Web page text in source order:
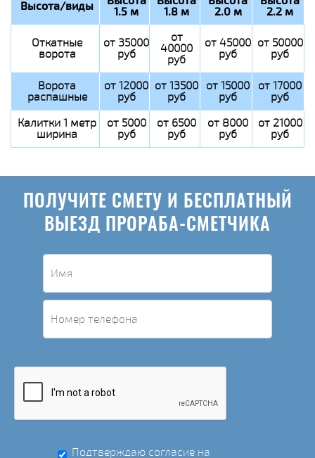
Высота/виды 1.5 м 1.8 м 2.0 м 2.2 м
Откатные
ворота
от 35000
руб
от
40000
руб
от 45000
руб
от 50000
руб
Ворота
распашные
от 12000
руб
от 13500
руб
от 15000
руб
от 17000
руб
Калитки 1 метр
ширина
от 5000
руб
от 6500
руб
от 8000
руб
от 21000
руб
ПОЛУЧИТЕ СМЕТУ И БЕСПЛАТНЫЙ
ВЫЕЗД ПРОРАБА-СМЕТЧИКА
Подтверждаю согласие на